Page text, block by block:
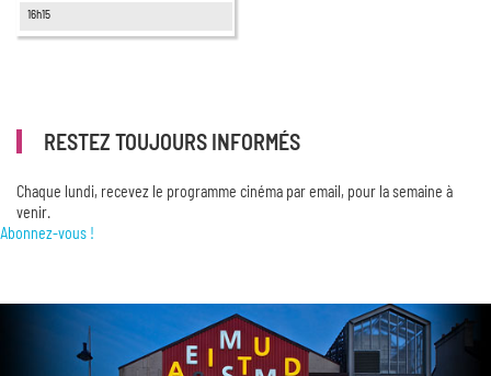
16h15
RESTEZ TOUJOURS INFORMÉS
Chaque lundi, recevez le programme cinéma par email, pour la semaine à
venir.
Abonnez-vous !